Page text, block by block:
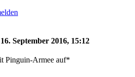
16. September 2016, 15:12
Pinguin-Armee auf*